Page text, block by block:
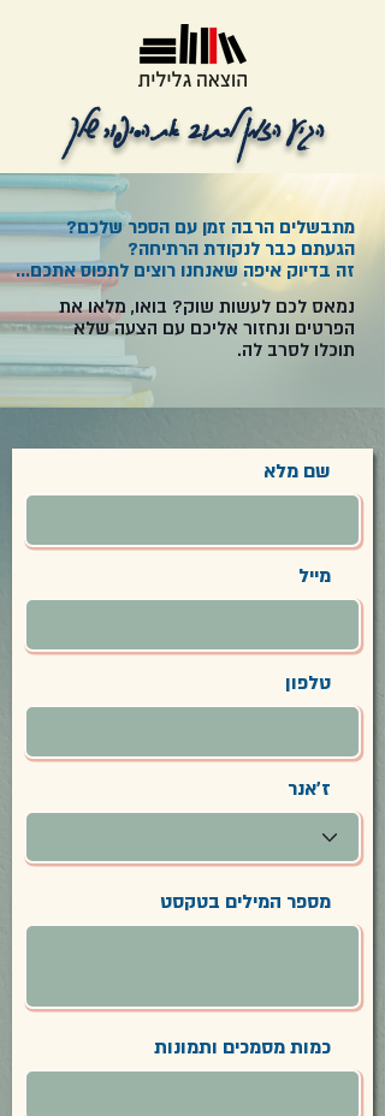
הגיעהזמן לכתובאתהסיפור שלך
מתבשלים הרבה זמן עם הספר שלכם?
הגעתם כבר לנקודת הרתיחה?
זה בדיוק איפה שאנחנו רוצים לתפוס אתכם...
נמאס לכם לעשות שוק? בואו, מלאו את
הפרטים ונחזור אליכם עם הצעה שלא
תוכלו לסרב לה.
שם מלא
מייל
טלפון
ז'אנר
מספר המילים בטקסט
כמות מסמכים ותמונות